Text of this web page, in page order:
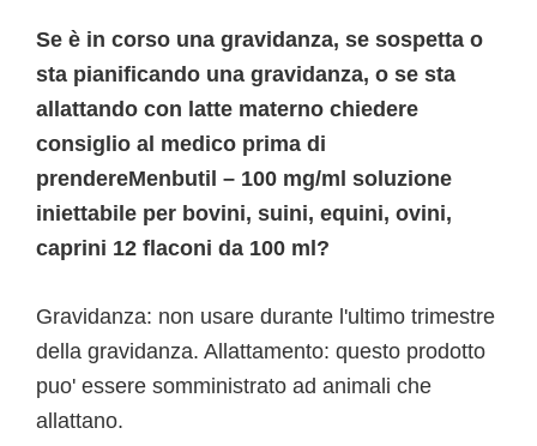
Se è in corso una gravidanza, se sospetta o
sta pianificando una gravidanza, o se sta
allattando con latte materno chiedere
consiglio al medico prima di
prendereMenbutil – 100 mg/ml soluzione
iniettabile per bovini, suini, equini, ovini,
caprini 12 flaconi da 100 ml?
Gravidanza: non usare durante l'ultimo trimestre
della gravidanza. Allattamento: questo prodotto
puo' essere somministrato ad animali che
allattano.